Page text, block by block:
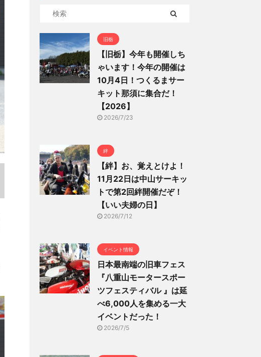
旧栃
【旧栃】今年も開催しち
ゃいます！今年の開催は
10月4日！つくるまサー
キット那須に集合だ！
【2026】
2026/7/23
絆
【絆】お、覚えとけよ！
11月22日は中山サーキッ
トで第2回絆開催だぞ！
【いい夫婦の日】
2026/7/12
イベント情報
日本最南端の旧車フェス
『八重山モータースポー
ツフェスティバル 』は延
べ6,000人を集める一大
イベントだった！
2026/7/5